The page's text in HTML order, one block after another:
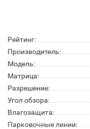
Рейтинг:
Производитель:
Модель:
Матрица:
Разрешение:
Угол обзора:
Влагозащита:
Парковочные линии: